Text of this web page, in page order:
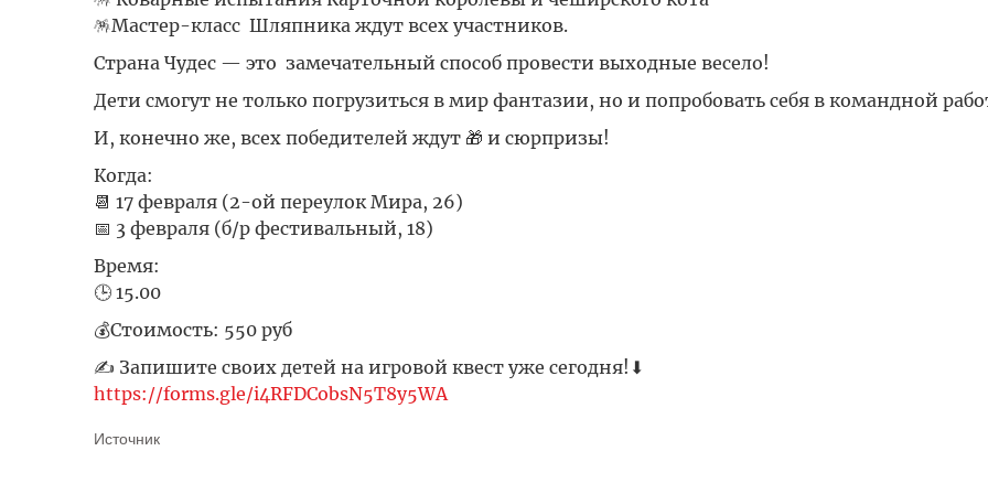
🪅Мастер-класс Шляпника ждут всех участников.
Страна Чудес — это замечательный способ провести выходные весело!
Дети смогут не только погрузиться в мир фантазии, но и попробовать себя в командной
И, конечно же, всех победителей ждут 🎁 и сюрпризы!
Когда:
📆 17 февраля (2-ой переулок Мира, 26)
📅 3 февраля (б/р фестивальный, 18)
Время:
🕒 15.00
💰Стоимость: 550 руб
✍ Запишите своих детей на игровой квест уже сегодня!⬇
https://forms.gle/i4RFDCobsN5T8y5WA
Источник